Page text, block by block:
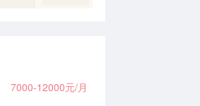
7000-12000元/月